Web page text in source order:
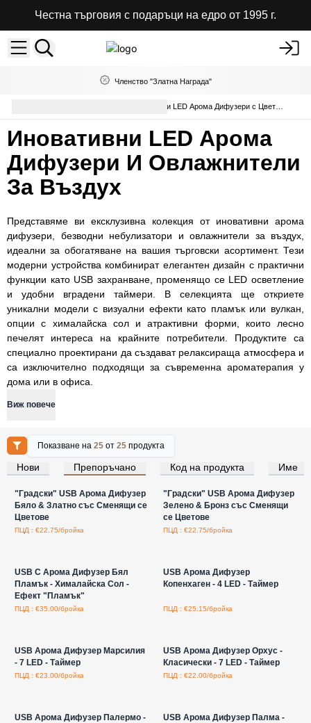
Честна търговия с подаръци на едро от 1995 г.
Членство "Златна Награда"
Иновативни LED Арома
Дифузери И Овлажнители
За Въздух
Представяме ви ексклузивна колекция от иновативни арома
дифузери, безводни небулизатори и овлажнители за въздух,
идеални за обогатяване на вашия търговски асортимент. Тези
модерни устройства комбинират елегантен дизайн с практични
функции като USB захранване, променящо се LED осветление
и удобни вградени таймери. В селекцията ще откриете
уникални модели с визуални ефекти като пламък или вулкан,
опции с хималайска сол и атрактивни форми, които лесно
печелят интереса на крайните потребители. Продуктите са
специално проектирани да създават релаксираща атмосфера и
са изключително подходящи за съвременна ароматерапия у
дома или в офиса.
Виж повече
Показване на25 от25 продукта
Нови Препоръчано Код на продукта Име
Влезте за цени на едро
"Градски" USB Арома Дифузер
Бяло & Златно със Сменящи се
Цветове
ПЦД : €22.75/бройка
Влезте за цени на едро
"Градски" USB Арома Дифузер
Зелено & Бронз със Сменящи
се Цветове
ПЦД : €22.75/бройка
USB C Арома Дифузер Бял
Пламък - Хималайска Сол -
Ефект "Пламък"
ПЦД : €35.00/бройка
USB Арома Дифузер
Копенхаген - 4 LED - Таймер
ПЦД : €25.15/бройка
USB Арома Дифузер Марсилия
- 7 LED - Таймер
ПЦД : €23.00/бройка
USB Арома Дифузер Орхус -
Класически - 7 LED - Таймер
ПЦД : €22.00/бройка
USB Арома Дифузер Палермо -
USB Арома Дифузер Палма -